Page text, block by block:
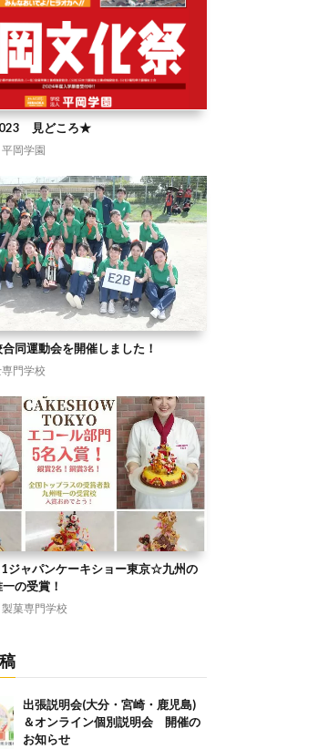
見どころ★
岡学園
同運動会を開催しました！
門学校
ジャパンケーキショー東京☆九州の
の受賞！
菓専門学校
出張説明会(大分・宮崎・鹿児島)
＆オンライン個別説明会 開催の
お知らせ